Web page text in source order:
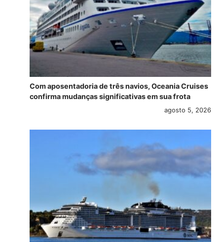
Com aposentadoria de três navios, Oceania Cruises
confirma mudanças significativas em sua frota
agosto 5, 2026